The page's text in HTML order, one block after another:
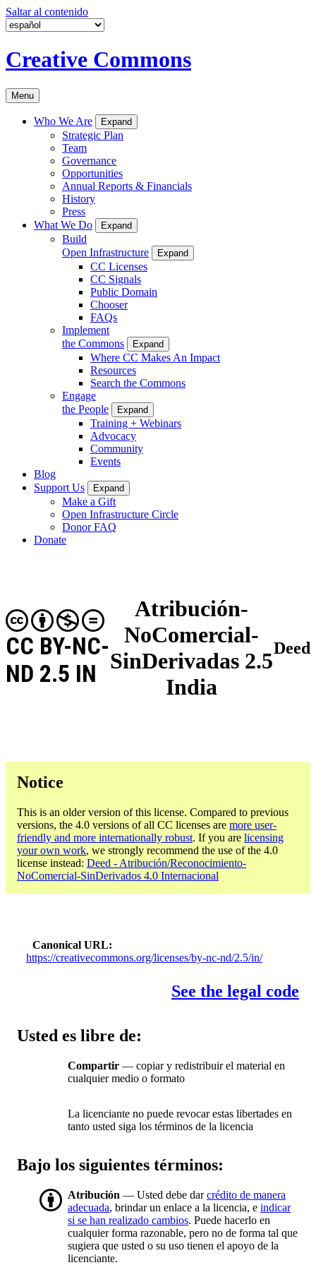
Saltar al contenido
Creative Commons
Menu
Who We Are Expand
Strategic Plan
Team
Governance
Opportunities
Annual Reports & Financials
History
Press
What We Do
Expand
Build
Open Infrastructure
Expand
CC Licenses
CC Signals
Public Domain
Chooser
FAQs
Implement
the Commons
Expand
Where CC Makes An Impact
Resources
Search the Commons
Engage
the People
Expand
Training + Webinars
Advocacy
Community
Events
Blog
Support Us
Expand
Make a Gift
Open Infrastructure Circle
Donor FAQ
Donate
Atribución-
NoComercial-
SinDerivadas 2.5
India
CC BY-NC-
ND 2.5 IN
Deed
Notice
This is an older version of this license. Compared to previous
versions, the 4.0 versions of all CC licenses are more user-
friendly and more internationally robust. If you are licensing
your own work, we strongly recommend the use of the 4.0
license instead: Deed - Atribución/Reconocimiento-
NoComercial-SinDerivados 4.0 Internacional
Canonical URL
https://creativecommons.org/licenses/by-nc-nd/2.5/in/
See the legal code
Usted es libre de:
Compartir — copiar y redistribuir el material en
cualquier medio o formato
La licenciante no puede revocar estas libertades en
tanto usted siga los términos de la licencia
Bajo los siguientes términos:
Atribución — Usted debe darcrédito de manera
adecuada, brindar un enlace a la licencia, e indicar
si se han realizado cambios. Puede hacerlo en
cualquier forma razonable, pero no de forma tal que
sugiera que usted o su uso tienen el apoyo de la
licenciante.